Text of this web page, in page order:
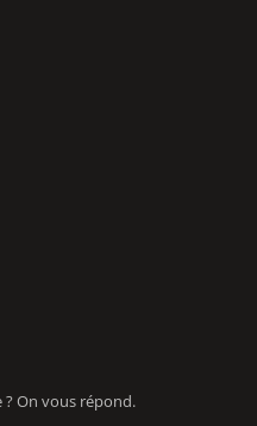
? On vous répond.